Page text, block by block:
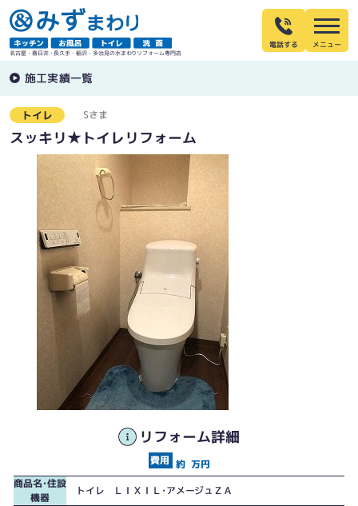
名古屋・春日井・長久手・稲沢・多治見の水まわりリフォーム専門店
電話する
施工実績一覧
トイレ Sさま
スッキリ★トイレリフォーム
リフォーム詳細
約 万円
商品名･住設
機器
トイレ ＬＩＸＩＬ･アメージュＺＡ